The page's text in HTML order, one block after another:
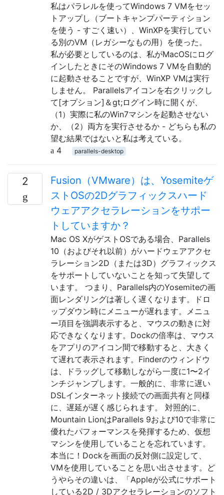
私はパラレルを使ってWindows 7 VMをセッ
トアップし（ブートキャンプパーティション
を使う - すごく速い）、WinXPを実行してい
る別のVM（レガシーなもの用）を使った。
私が必要としているのは、私がMacOSにログ
インしたときにそのWindows 7 VMを自動的
に起動させることですが、WinXP VMは実行
しません。 Parallelsアイコンを右クリックし
て[オプション]＆gt;ログイン時に開くが、
（1）実際に私のWin7マシンを起動させない
か、（2）両方を実行させるか - どちらも私の
望む結果ではないと私は考えている。
4
parallels-desktop
2
Fusion（VMware）は、Yosemiteゲ
ストOSの2Dグラフィックスハード
ウェアアクセラレーションをサポー
トしていますか？
Mac OS XがゲストOSである場合、Parallels
10（およびそれ以前）がハードウェアアクセ
ラレーション2D（または3D）グラフィックス
をサポートしていないことを知って失望して
います。 つまり、Parallels内のYosemiteの画
面レンダリングは著しく遅くなります。ドロ
ップダウン時にメニューが遅れます。メニュ
ー項目を強調表示すると、マウスの動きに対
応できなくなります。Dockの倍率は、マウス
をアプリのアイコン間で移動すると、大きく
て遅れて表示されます。Finderのウィンドウ
は、ドラッグして移動しながら一度に1〜2イ
ンチジャンプします。一般的に、非常に遅い
DSLインターネット接続での画面共有と同様
に、遅延が遅く感じられます。 対照的に、
Mountain LionはParallels 9および10で非常に
優れたパフォーマンスを発揮するため、仮想
マシンを使用していることを忘れています。
本当に！Dockを画面の反対側に設定して、
VMを使用していることを思い出させます。ど
うやらその違いは、「Appleが公式にサポート
している2D / 3Dアクセラレーションのソフト